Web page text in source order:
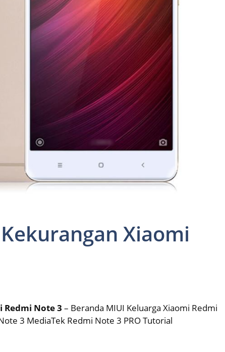
Xiaomi
Redmi Note 3 – Beranda MIUI Keluarga Xiaomi Redmi
3 MediaTek Redmi Note 3 PRO Tutorial